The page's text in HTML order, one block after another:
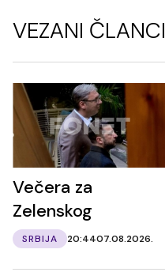
VEZANI ČLANCI
Večera za
Zelenskog
SRBIJA 20:4407.08.2026.